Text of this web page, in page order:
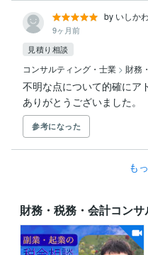
by いしか
9ヶ月前
見積り相談
コンサルティング・士業 > 財務
不明な点について的確にア
ありがとうございました。
参考になった
も
財務・税務・会計コン